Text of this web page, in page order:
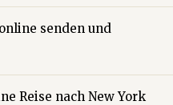
senden und
Reise nach New York